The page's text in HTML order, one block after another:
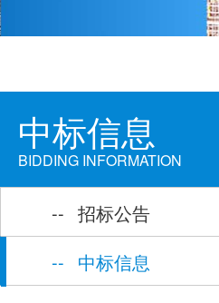
中标信息
BIDDING INFORMATION
-- 招标公告
-- 中标信息